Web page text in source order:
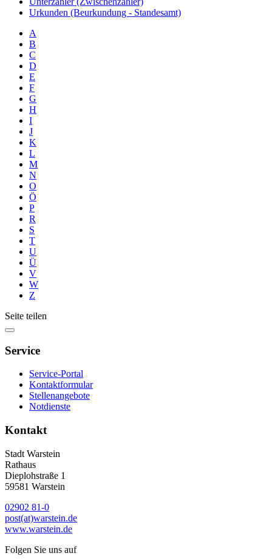
Urkunden (Beurkundung - Standesamt)
A
B
C
D
E
F
G
H
I
J
K
L
M
N
O
Ö
P
R
S
T
U
Ü
V
W
Z
Seite teilen
Service
Service-Portal
Kontaktformular
Stellenangebote
Notdienste
Kontakt
Stadt Warstein
Rathaus
Dieplohstraße 1
59581 Warstein
02902 81-0
post(at)warstein.de
www.warstein.de
Folgen Sie uns auf